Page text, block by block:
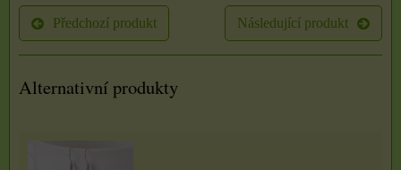
Předchozí produkt Následující produkt
Alternativní produkty